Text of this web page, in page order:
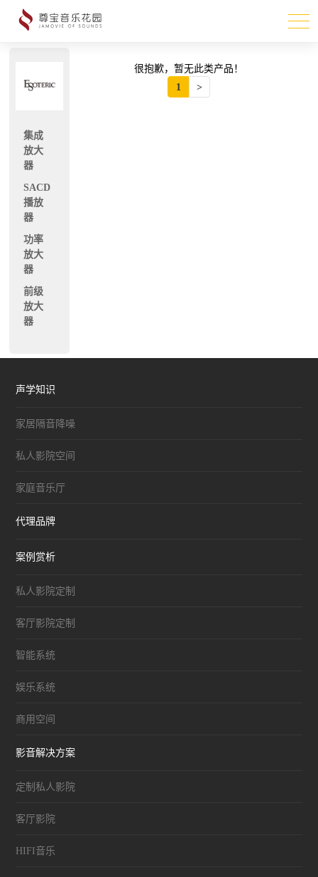
很抱歉，暂无此类产品！
1
>
集成
放大
器
SACD
播放
器
功率
放大
器
前级
放大
器
声学知识
家居隔音降噪
私人影院空间
家庭音乐厅
代理品牌
案例赏析
私人影院定制
客厅影院定制
智能系统
娱乐系统
商用空间
影音解决方案
定制私人影院
客厅影院
HIFI音乐